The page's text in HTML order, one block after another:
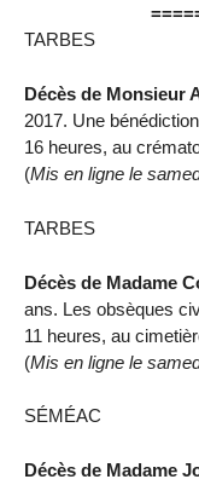
TARBES
Décès de Monsieur
2017. Une
16 heures, au
(Mis en ligne le
TARBES
Décès de Madame
ans. Les obsèques
11 heures, au
(Mis en ligne le
SÉMÉAC
Décès de Madame